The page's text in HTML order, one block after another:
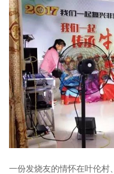
一份发烧友的情怀在叶伦村